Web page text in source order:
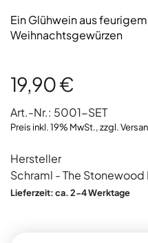
Ein Glühwein aus
Weihnachtsgewürzen
19,90€
Art.-Nr.: 5001-SET
Preis inkl. 19% MwSt., zzgl.
Hersteller
Schraml - The
Lieferzeit: ca. 2-4 Werktage